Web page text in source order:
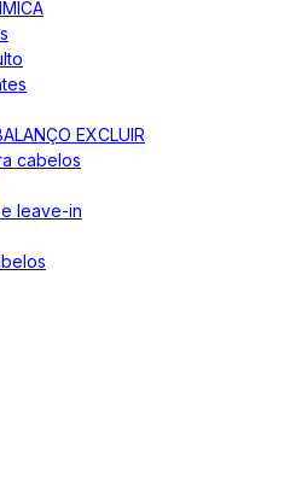
EXCLUIR
cabelos
leave-in